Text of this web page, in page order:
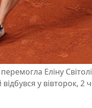
Еліну
у вівторок, 2